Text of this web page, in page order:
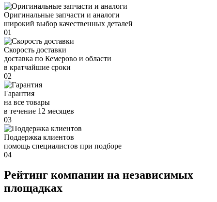
Оригинальные запчасти и аналоги
широкий выбор качественных деталей
01
Скорость доставки
доставка по Кемерово и области
в кратчайшие сроки
02
Гарантия
на все товары
в течение 12 месяцев
03
Поддержка клиентов
помощь специалистов при подборе
04
Рейтинг компании на независимых
площадках